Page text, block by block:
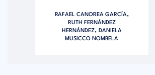
RAFAEL CANOREA GARCÍA,
RUTH FERNÁNDEZ
HERNÁNDEZ, DANIELA
MUSICCO NOMBELA